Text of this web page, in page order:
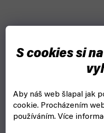
S cookies si
Aby náš web šlapal jak
cookie. Procházením
používáním. Více